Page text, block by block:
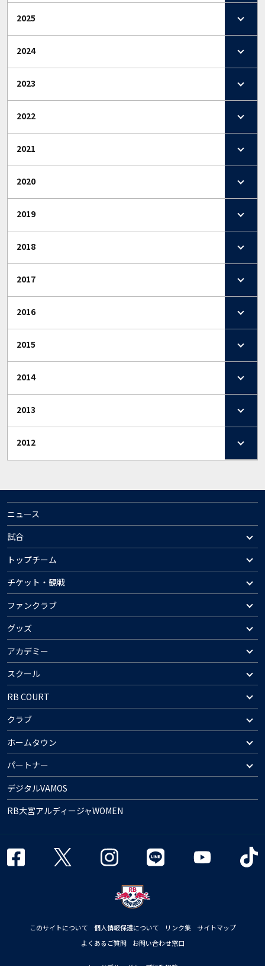
2025
2024
2023
2022
2021
2020
2019
2018
2017
2016
2015
2014
2013
2012
ニュース
試合
トップチーム
チケット・観戦
ファンクラブ
グッズ
アカデミー
スクール
RB COURT
クラブ
ホームタウン
パートナー
デジタルVAMOS
RB大宮アルディージャWOMEN
このサイトについて 個人情報保護について リンク集
サイトマップ
よくあるご質問
お問い合わせ窓口